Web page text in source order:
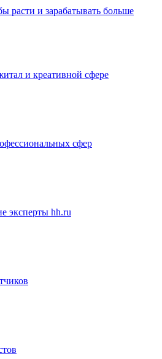
расти и зарабатывать больше
и креативной сфере
сфер
эксперты hh.ru